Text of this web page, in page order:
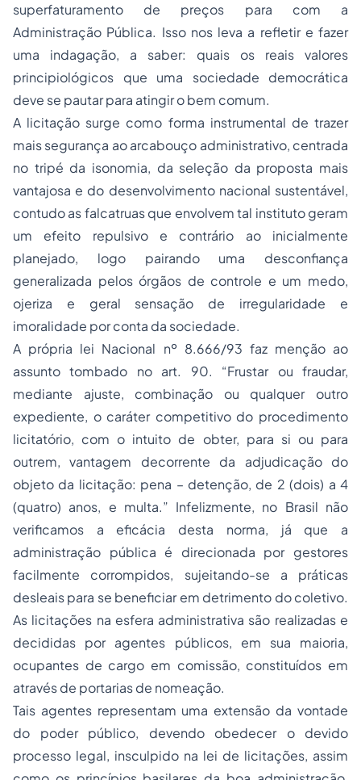
superfaturamento de preços para com a
Administração Pública. Isso nos leva a refletir e fazer
uma indagação, a saber: quais os reais valores
principiológicos que uma sociedade democrática
deve se pautar para atingir o bem comum.
A licitação surge como forma instrumental de trazer
mais segurança ao arcabouço administrativo, centrada
no tripé da isonomia, da seleção da proposta mais
vantajosa e do desenvolvimento nacional sustentável,
contudo as falcatruas que envolvem tal instituto geram
um efeito repulsivo e contrário ao inicialmente
planejado, logo pairando uma desconfiança
generalizada pelos órgãos de controle e um medo,
ojeriza e geral sensação de irregularidade e
imoralidade por conta da sociedade.
A própria lei Nacional nº 8.666/93 faz menção ao
assunto tombado no art. 90. “Frustar ou fraudar,
mediante ajuste, combinação ou qualquer outro
expediente, o caráter competitivo do procedimento
licitatório, com o intuito de obter, para si ou para
outrem, vantagem decorrente da adjudicação do
objeto da licitação: pena – detenção, de 2 (dois) a 4
(quatro) anos, e multa.” Infelizmente, no Brasil não
verificamos a eficácia desta norma, já que a
administração pública é direcionada por gestores
facilmente corrompidos, sujeitando-se a práticas
desleais para se beneficiar em detrimento do coletivo.
As licitações na esfera administrativa são realizadas e
decididas por agentes públicos, em sua maioria,
ocupantes de cargo em comissão, constituídos em
através de portarias de nomeação.
Tais agentes representam uma extensão da vontade
do poder público, devendo obedecer o devido
processo legal, insculpido na lei de licitações, assim